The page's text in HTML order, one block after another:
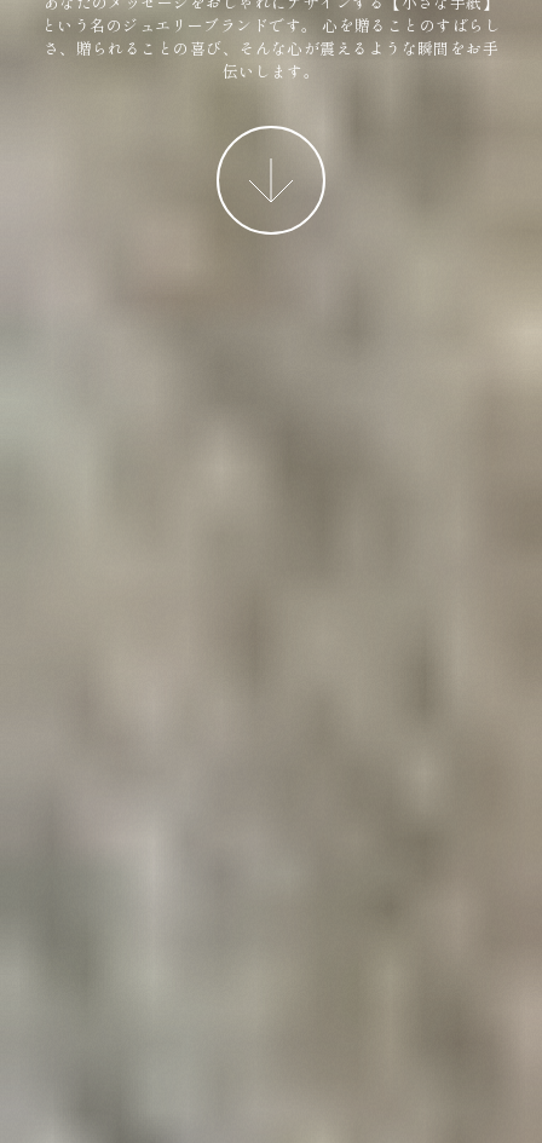
という名のジュエリーブランドです。
心を贈ることのすばらし
さ、贈られることの喜び、そんな心が震えるような瞬間をお手
伝いします。